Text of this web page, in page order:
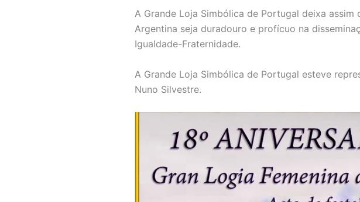
A Grande Loja Simbólica de Portugal deixa
Argentina seja duradouro e profícuo na
Igualdade-Fraternidade.
A Grande Loja Simbólica de Portugal esteve
Nuno Silvestre.